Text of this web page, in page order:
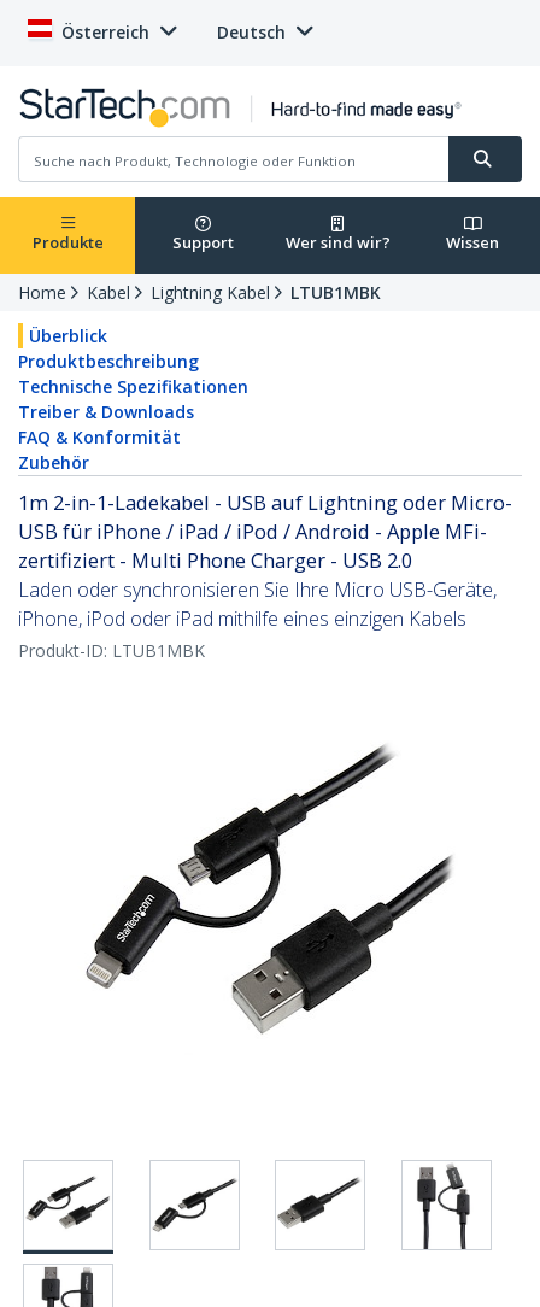
Österreich Deutsch
Produkte Support Wer sind wir? Wissen
Home Kabel Lightning Kabel
LTUB1MBK
Überblick
Produktbeschreibung
Technische Spezifikationen
Treiber & Downloads
FAQ & Konformität
Zubehör
1m 2-in-1-Ladekabel - USB auf Lightning oder Micro-
USB für iPhone / iPad / iPod / Android - Apple MFi-
zertifiziert - Multi Phone Charger - USB 2.0
Laden oder synchronisieren Sie Ihre Micro USB-Geräte,
iPhone, iPod oder iPad mithilfe eines einzigen Kabels
Produkt-ID: LTUB1MBK